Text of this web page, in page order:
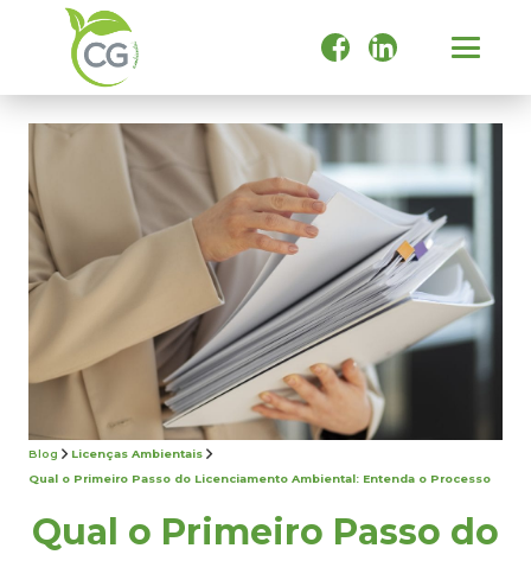
Blog
Licenças Ambientais
Qual o Primeiro Passo do Licenciamento Ambiental: Entenda o Processo
Qual o Primeiro Passo do